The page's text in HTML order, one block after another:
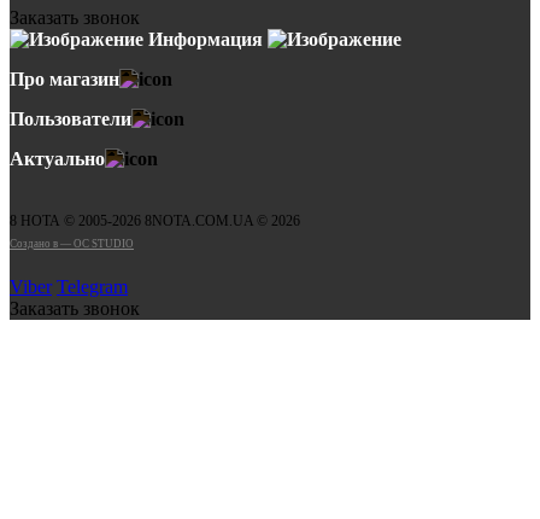
Заказать звонок
Информация
Про магазин
Пользователи
Актуально
8 НОТА © 2005-2026 8NOTA.COM.UA © 2026
Создано в — OC STUDIO
Viber Telegram
Заказать звонок